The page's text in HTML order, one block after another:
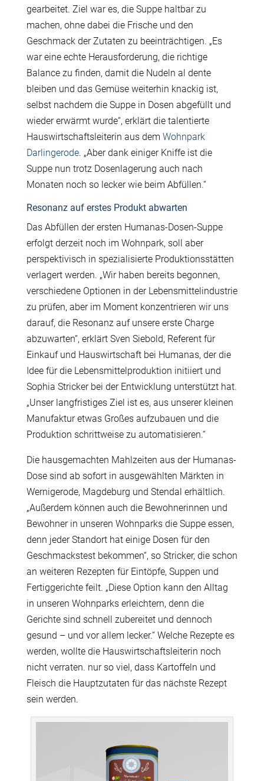
gearbeitet. Ziel war es, die Suppe haltbar zu
machen, ohne dabei die Frische und den
Geschmack der Zutaten zu beeinträchtigen. „Es
war eine echte Herausforderung, die richtige
Balance zu finden, damit die Nudeln al dente
bleiben und das Gemüse weiterhin knackig ist,
selbst nachdem die Suppe in Dosen abgefüllt und
wieder erwärmt wurde“, erklärt die talentierte
Hauswirtschaftsleiterin aus dem Wohnpark
Darlingerode. „Aber dank einiger Kniffe ist die
Suppe nun trotz Dosenlagerung auch nach
Monaten noch so lecker wie beim Abfüllen.“
Resonanz auf erstes Produkt abwarten
Das Abfüllen der ersten Humanas-Dosen-Suppe
erfolgt derzeit noch im Wohnpark, soll aber
perspektivisch in spezialisierte Produktionsstätten
verlagert werden. „Wir haben bereits begonnen,
verschiedene Optionen in der Lebensmittelindustrie
zu prüfen, aber im Moment konzentrieren wir uns
darauf, die Resonanz auf unsere erste Charge
abzuwarten“, erklärt Sven Siebold, Referent für
Einkauf und Hauswirtschaft bei Humanas, der die
Idee für die Lebensmittelproduktion initiiert und
Sophia Stricker bei der Entwicklung unterstützt hat.
„Unser langfristiges Ziel ist es, aus unserer kleinen
Manufaktur etwas Großes aufzubauen und die
Produktion schrittweise zu automatisieren.“
Die hausgemachten Mahlzeiten aus der Humanas-
Dose sind ab sofort in ausgewählten Märkten in
Wernigerode, Magdeburg und Stendal erhältlich.
„Außerdem können auch die Bewohnerinnen und
Bewohner in unseren Wohnparks die Suppe essen,
denn jeder Standort hat einige Dosen für den
Geschmackstest bekommen“, so Stricker, die schon
an weiteren Rezepten für Eintöpfe, Suppen und
Fertiggerichte feilt. „Diese Option kann den Alltag
in unseren Wohnparks erleichtern, denn die
Gerichte sind schnell zubereitet und dennoch
gesund – und vor allem lecker.“ Welche Rezepte es
werden, wollte die Hauswirtschaftsleiterin noch
nicht verraten. nur so viel, dass Kartoffeln und
Fleisch die Hauptzutaten für das nächste Rezept
sein werden.